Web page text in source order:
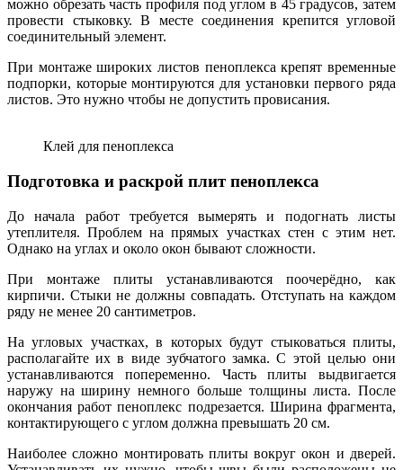
можно обрезать часть профиля под углом в 45 градусов, затем
провести стыковку. В месте соединения крепится угловой
соединительный элемент.
При монтаже широких листов пеноплекса крепят временные
подпорки, которые монтируются для установки первого ряда
листов. Это нужно чтобы не допустить провисания.
Клей для пеноплекса
Подготовка и раскрой плит пеноплекса
До начала работ требуется вымерять и подогнать листы
утеплителя. Проблем на прямых участках стен с этим нет.
Однако на углах и около окон бывают сложности.
При монтаже плиты устанавливаются поочерёдно, как
кирпичи. Стыки не должны совпадать. Отступать на каждом
ряду не менее 20 сантиметров.
На угловых участках, в которых будут стыковаться плиты,
располагайте их в виде зубчатого замка. С этой целью они
устанавливаются попеременно. Часть плиты выдвигается
наружу на ширину немного больше толщины листа. После
окончания работ пеноплекс подрезается. Ширина фрагмента,
контактирующего с углом должна превышать 20 см.
Наиболее сложно монтировать плиты вокруг окон и дверей.